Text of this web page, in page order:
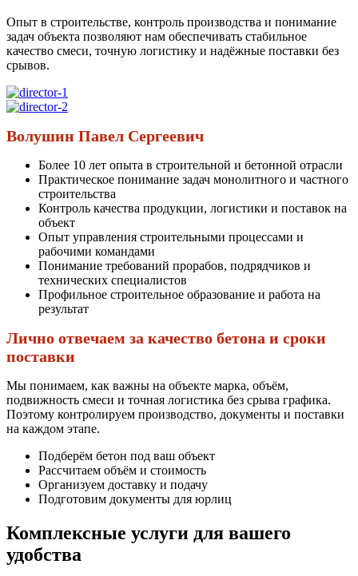
Опыт в строительстве, контроль производства и понимание
задач объекта позволяют нам обеспечивать стабильное
качество смеси, точную логистику и надёжные поставки без
срывов.
Волушин Павел Сергеевич
Более 10 лет опыта в строительной и бетонной отрасли
Практическое понимание задач монолитного и частного
строительства
Контроль качества продукции, логистики и поставок на
объект
Опыт управления строительными процессами и
рабочими командами
Понимание требований прорабов, подрядчиков и
технических специалистов
Профильное строительное образование и работа на
результат
Лично отвечаем за качество бетона и сроки
поставки
Мы понимаем, как важны на объекте марка, объём,
подвижность смеси и точная логистика без срыва графика.
Поэтому контролируем производство, документы и поставки
на каждом этапе.
Подберём бетон под ваш объект
Рассчитаем объём и стоимость
Организуем доставку и подачу
Подготовим документы для юрлиц
Комплексные услуги для вашего
удобства